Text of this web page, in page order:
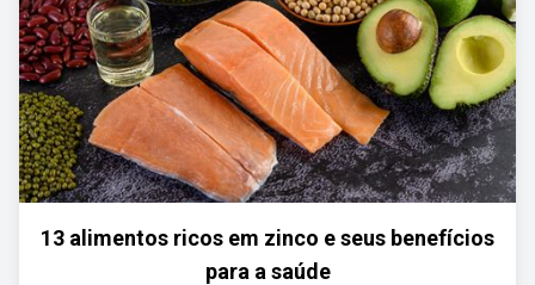
13 alimentos ricos em zinco e seus benefícios
para a saúde